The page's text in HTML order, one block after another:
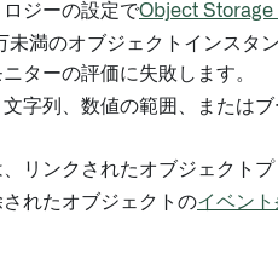
ジーの設定でObject Storage
未満のオブジェクトインス
ターの評価に失敗します。
字列、数値の範囲、または
リンクされたオブジェクト
れたオブジェクトのイベン